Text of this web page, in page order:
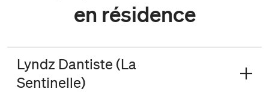
en résidence
Lyndz Dantiste (La
Sentinelle)